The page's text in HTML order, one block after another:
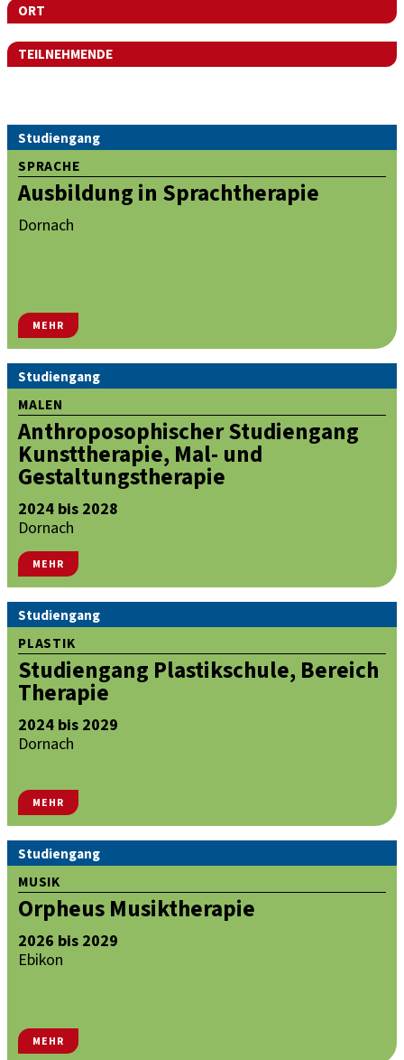
ORT
TEILNEHMENDE
Studiengang
SPRACHE
Ausbildung in Sprachtherapie
Dornach
MEHR
Studiengang
MALEN
Anthroposophischer Studiengang
Kunsttherapie, Mal- und
Gestaltungstherapie
2024 bis 2028
Dornach
MEHR
Studiengang
PLASTIK
Studiengang Plastikschule, Bereich
Therapie
2024 bis 2029
Dornach
MEHR
Studiengang
MUSIK
Orpheus Musiktherapie
2026 bis 2029
Ebikon
MEHR